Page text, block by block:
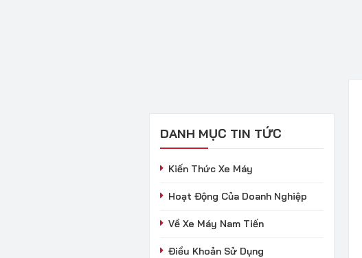
DANH MỤC TIN TỨC
Kiến Thức Xe Máy
Hoạt Động Của Doanh Nghiệp
Về Xe Máy Nam Tiến
Điều Khoản Sử Dụng